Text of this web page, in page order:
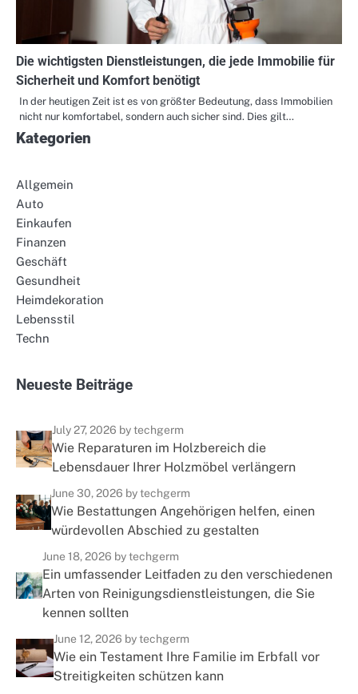
Die wichtigsten Dienstleistungen, die jede Immobilie für
Sicherheit und Komfort benötigt
In der heutigen Zeit ist es von größter Bedeutung, dass Immobilien
nicht nur komfortabel, sondern auch sicher sind. Dies gilt…
Kategorien
Allgemein
Auto
Einkaufen
Finanzen
Geschäft
Gesundheit
Heimdekoration
Lebensstil
Techn
Neueste Beiträge
July 27, 2026 by techgerm
Wie Reparaturen im Holzbereich die
Lebensdauer Ihrer Holzmöbel verlängern
June 30, 2026 by techgerm
Wie Bestattungen Angehörigen helfen, einen
würdevollen Abschied zu gestalten
June 18, 2026 by techgerm
Ein umfassender Leitfaden zu den verschiedenen
Arten von Reinigungsdienstleistungen, die Sie
kennen sollten
June 12, 2026 by techgerm
Wie ein Testament Ihre Familie im Erbfall vor
Streitigkeiten schützen kann